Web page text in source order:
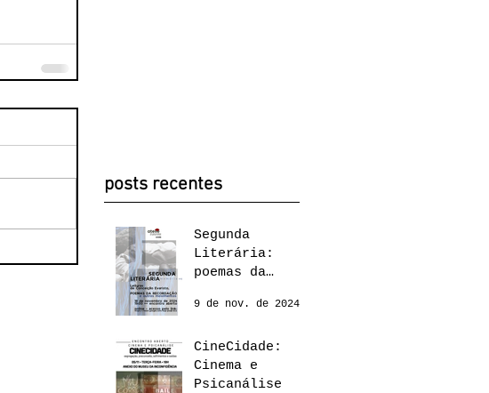
Segunda
Literária:
poemas da
Conceição
9 de nov. de 2024
CineCidade:
Cinema e
Psicanálise
posts recentes